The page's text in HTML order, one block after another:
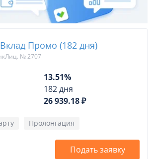
Промо (182 дня)
№ 2707
13.51%
182 дня
26 939.18 ₽
Пролонгация
Подать заявку